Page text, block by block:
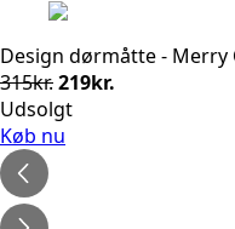
315kr..
Design dørmåtte - Merry
315kr.Den
oprindelige
pris
219kr.
Udsolgt
Køb nu